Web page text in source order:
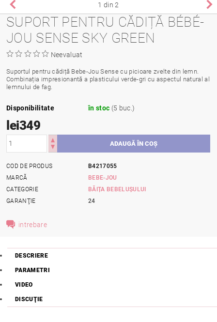
1 din 2
SUPORT PENTRU CĂDIȚĂ BÉBÉ-
JOU SENSE SKY GREEN
Neevaluat
Suportul pentru cădiță Bebe-Jou Sense cu picioare zvelte din lemn.
Combinația impresionantă a plasticului verde-gri cu aspectul natural al
lemnului de fag.
Disponibilitate în stoc (5 buc.)
lei349
COD DE PRODUS
B4217055
MARCĂ
BEBE-JOU
CATEGORIE
BĂIȚA BEBELUȘULUI
GARANŢIE
24
intrebare
DESCRIERE
PARAMETRI
VIDEO
DISCUŢIE